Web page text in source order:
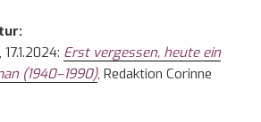
Erst vergessen, heute ein
(1940–1990), Redaktion Corinne